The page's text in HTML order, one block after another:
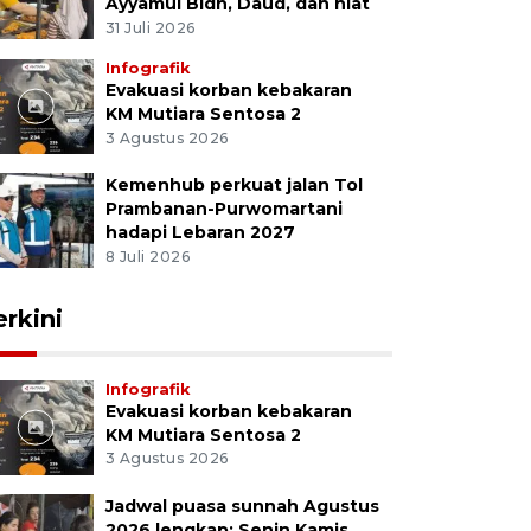
31 Juli 2026
Infografik
Evakuasi korban kebakaran
KM Mutiara Sentosa 2
3 Agustus 2026
Kemenhub perkuat jalan Tol
Prambanan-Purwomartani
hadapi Lebaran 2027
8 Juli 2026
Infografik
Evakuasi korban kebakaran
KM Mutiara Sentosa 2
3 Agustus 2026
Jadwal puasa sunnah Agustus